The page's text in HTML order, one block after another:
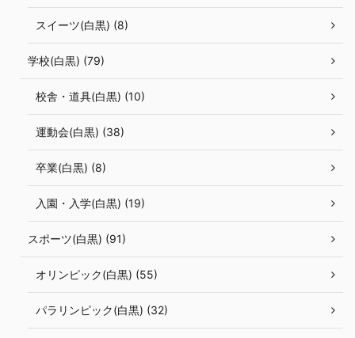
スイーツ(白黒) (8)
学校(白黒) (79)
校舎・道具(白黒) (10)
運動会(白黒) (38)
卒業(白黒) (8)
入園・入学(白黒) (19)
スポーツ(白黒) (91)
オリンピック(白黒) (55)
パラリンピック(白黒) (32)